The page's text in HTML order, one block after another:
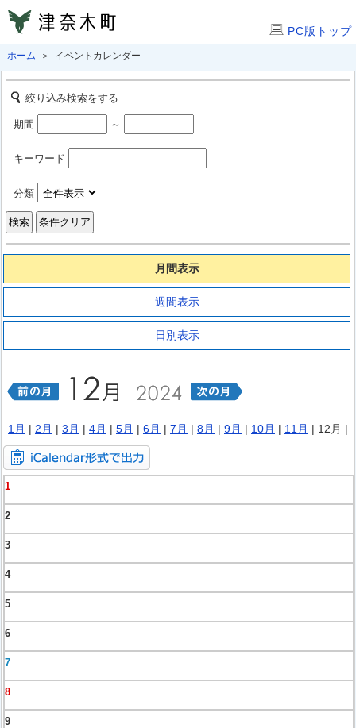
PC版トップ
ホーム ＞ イベントカレンダー
絞り込み検索をする
期間 ～
キーワード
分類
月間表示
週間表示
日別表示
1月 | 2月 | 3月 | 4月 | 5月 | 6月 | 7月 | 8月 | 9月 | 10月 | 11月 | 12月 |
1
2
3
4
5
6
7
8
9